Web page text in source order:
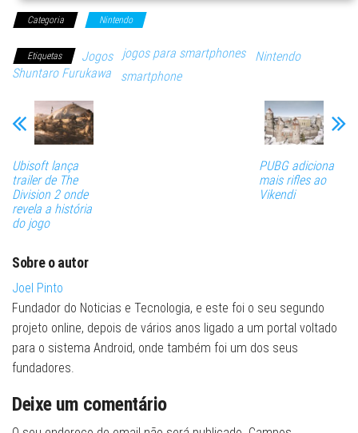
Categoria Nintendo
Etiquetas Jogos jogos para smartphones
Nintendo
Shuntaro Furukawa
smartphone
Ubisoft lança
trailer de The
Division 2 onde
revela a história
do jogo
PUBG adiciona
mais rifles ao
Vikendi
Sobre o autor
Joel Pinto
Fundador do Noticias e Tecnologia, e este foi o seu segundo
projeto online, depois de vários anos ligado a um portal voltado
para o sistema Android, onde também foi um dos seus
fundadores.
Deixe um comentário